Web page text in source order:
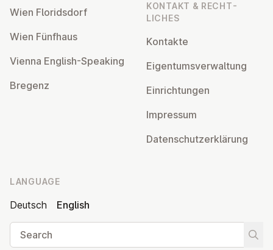
Wien Flor­idsdorf
Wien Fünfhaus
Vienna English-Speaking
Bregenz
KONTAKT & RECHT­
LICHES
Kontakte
Ei­gentums­ver­wal­tung
Ein­rich­tun­gen
Impressum
Datens­chutzerklärung
LANGUAGE
Deutsch
English
Search